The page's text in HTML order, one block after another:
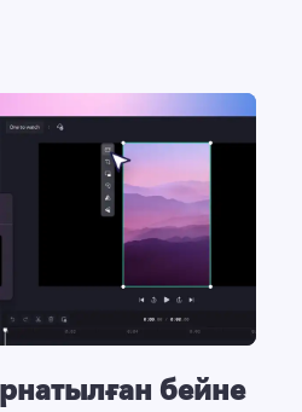
бейне